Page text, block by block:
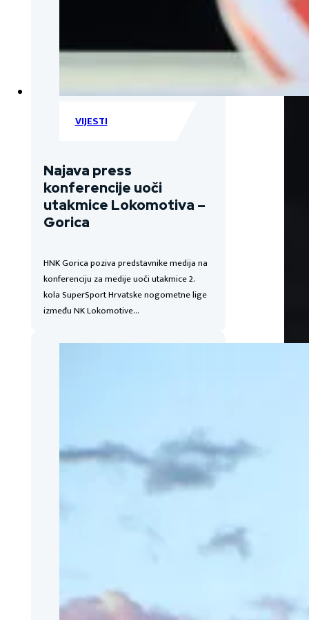
VIJESTI
Najava press
konferencije uoči
utakmice Lokomotiva –
Gorica
HNK Gorica poziva predstavnike medija na
konferenciju za medije uoči utakmice 2.
kola SuperSport Hrvatske nogometne lige
između NK Lokomotive…